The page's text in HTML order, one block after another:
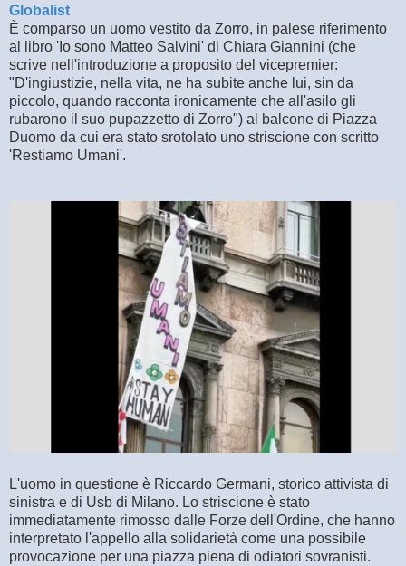
Globalist
È comparso un uomo vestito da Zorro, in palese riferimento
al libro 'Io sono Matteo Salvini' di Chiara Giannini (che
scrive nell'introduzione a proposito del vicepremier:
"D'ingiustizie, nella vita, ne ha subite anche lui, sin da
piccolo, quando racconta ironicamente che all'asilo gli
rubarono il suo pupazzetto di Zorro") al balcone di Piazza
Duomo da cui era stato srotolato uno striscione con scritto
'Restiamo Umani'.
L'uomo in questione è Riccardo Germani, storico attivista di
sinistra e di Usb di Milano. Lo striscione è stato
immediatamente rimosso dalle Forze dell'Ordine, che hanno
interpretato l'appello alla solidarietà come una possibile
provocazione per una piazza piena di odiatori sovranisti.